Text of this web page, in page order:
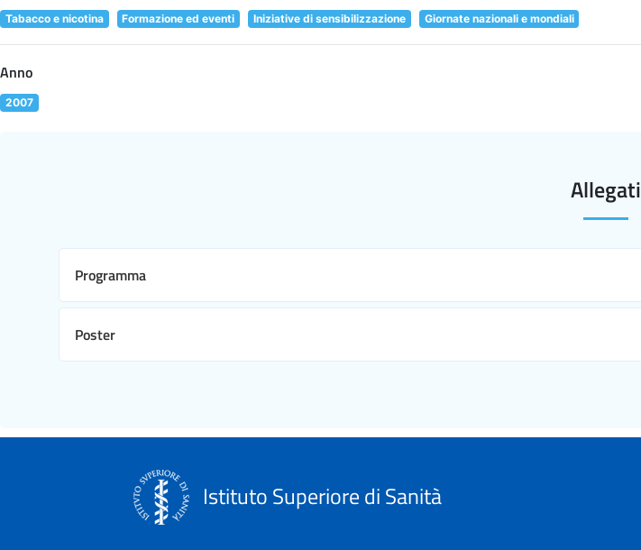
Tabacco e nicotina Formazione ed eventi Iniziative di sensibilizzazione Giornate nazionali e mondiali
Anno
2007
Allegati
Programma
Poster
Istituto Superiore di Sanità